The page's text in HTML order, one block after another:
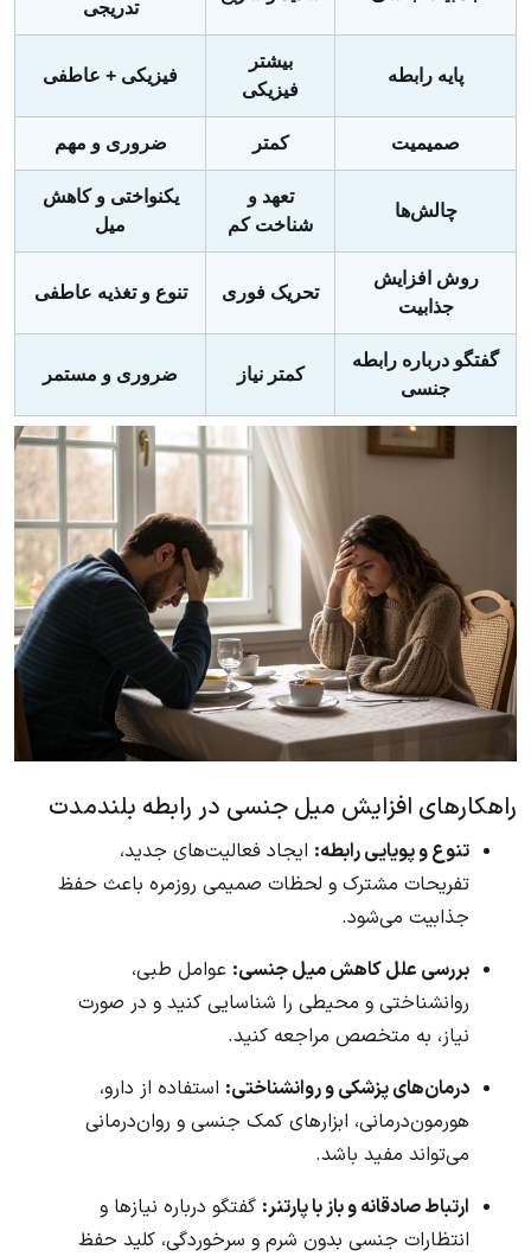
تدریجی
پایه رابطه
بیشتر
فیزیکی
فیزیکی + عاطفی
صمیمیت کمتر ضروری و مهم
چالش‌ها
تعهد و
شناخت کم
یکنواختی و کاهش
میل
روش افزایش
جذابیت
تحریک فوری تنوع و تغذیه عاطفی
گفتگو درباره رابطه
جنسی
کمتر نیاز ضروری و مستمر
راهکارهای افزایش میل جنسی در رابطه بلندمدت
تنوع و پویایی رابطه: ایجاد فعالیت‌های جدید،
تفریحات مشترک و لحظات صمیمی روزمره باعث حفظ
جذابیت می‌شود.
بررسی علل کاهش میل جنسی: عوامل طبی،
روانشناختی و محیطی را شناسایی کنید و در صورت
نیاز، به متخصص مراجعه کنید.
درمان‌های پزشکی و روانشناختی: استفاده از دارو،
هورمون‌درمانی، ابزارهای کمک جنسی و روان‌درمانی
می‌تواند مفید باشد.
ارتباط صادقانه و باز با پارتنر: گفتگو درباره نیازها و
انتظارات جنسی بدون شرم و سرخوردگی، کلید حفظ